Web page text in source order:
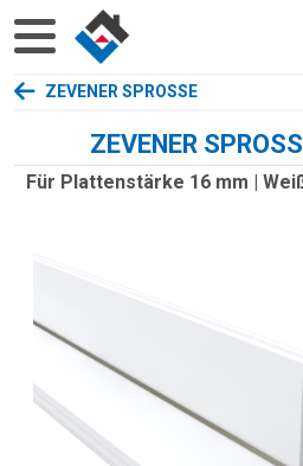
ZEVENER SPROSSE
ZEVENER
Für Plattenstärke 16 mm |